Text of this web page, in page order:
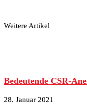
Weitere Artikel
Bedeutende CSR-
28. Januar 2021